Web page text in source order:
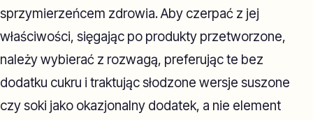
sprzymierzeńcem zdrowia. Aby czerpać z jej
właściwości, sięgając po produkty przetworzone,
należy wybierać z rozwagą, preferując te bez
dodatku cukru i traktując słodzone wersje suszone
czy soki jako okazjonalny dodatek, a nie element